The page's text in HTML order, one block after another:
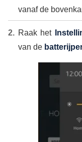
vanaf de
Raak het
van de